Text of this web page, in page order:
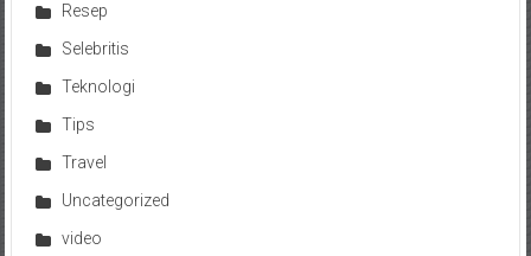
Resep
Selebritis
Teknologi
Tips
Travel
Uncategorized
video